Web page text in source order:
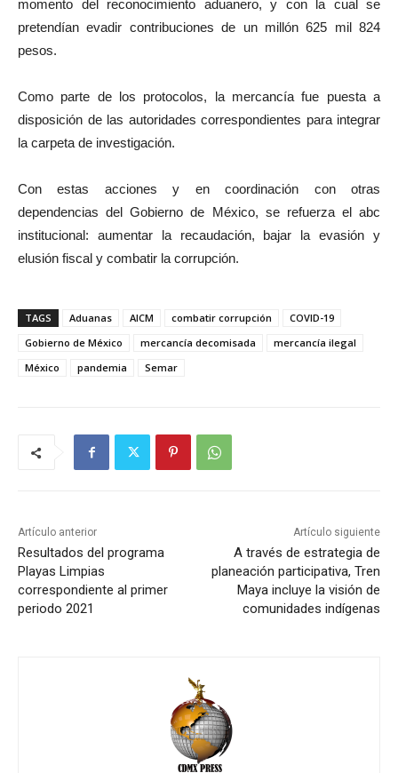
momento del reconocimiento aduanero, y con la cual se
pretendían evadir contribuciones de un millón 625 mil 824
pesos.
Como parte de los protocolos, la mercancía fue puesta a
disposición de las autoridades correspondientes para integrar
la carpeta de investigación.
Con estas acciones y en coordinación con otras
dependencias del Gobierno de México, se refuerza el abc
institucional: aumentar la recaudación, bajar la evasión y
elusión fiscal y combatir la corrupción.
TAGS Aduanas AICM combatir corrupción
COVID-19
Gobierno de México
mercancía decomisada
mercancía ilegal
México
pandemia Semar
Artículo anterior
Resultados del programa
Playas Limpias
correspondiente al primer
periodo 2021
Artículo siguiente
A través de estrategia de
planeación participativa, Tren
Maya incluye la visión de
comunidades indígenas